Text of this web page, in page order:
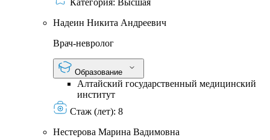
Надеин Никита Андреевич
Врач-невролог
Образование
Алтайский государственный медицинский
институт
Стаж (лет): 8
Нестерова Марина Вадимовна